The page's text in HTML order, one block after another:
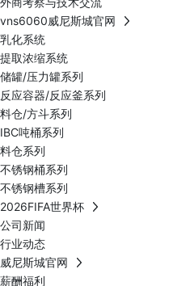
vns6060威尼斯城官网
乳化系统
提取浓缩系统
储罐/压力罐系列
反应容器/反应釜系列
料仓/方斗系列
IBC吨桶系列
料仓系列
不锈钢桶系列
不锈钢槽系列
2026FIFA世界杯
公司新闻
行业动态
威尼斯城官网
薪酬福利